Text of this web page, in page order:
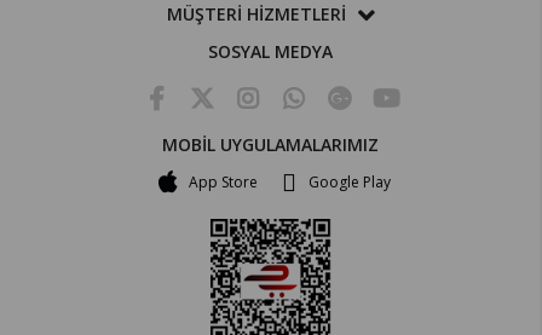
MÜŞTERİ HİZMETLERİ
SOSYAL MEDYA
MOBİL UYGULAMALARIMIZ
App Store Google Play